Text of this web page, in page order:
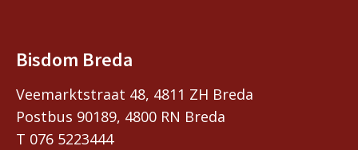
Bisdom Breda
Veemarktstraat 48, 4811 ZH Breda
Postbus 90189, 4800 RN Breda
T 076 5223444